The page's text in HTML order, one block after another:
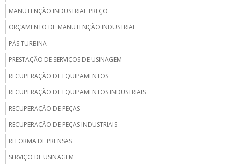
MANUTENÇÃO INDUSTRIAL PREÇO
ORÇAMENTO DE MANUTENÇÃO INDUSTRIAL
PÁS TURBINA
PRESTAÇÃO DE SERVIÇOS DE USINAGEM
RECUPERAÇÃO DE EQUIPAMENTOS
RECUPERAÇÃO DE EQUIPAMENTOS INDUSTRIAIS
RECUPERAÇÃO DE PEÇAS
RECUPERAÇÃO DE PEÇAS INDUSTRIAIS
REFORMA DE PRENSAS
SERVIÇO DE USINAGEM